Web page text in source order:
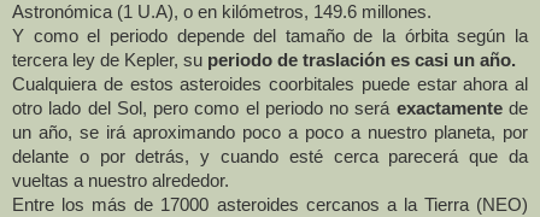
Astronómica (1 U.A), o en kilómetros, 149.6 millones.
Y como el periodo depende del tamaño de la órbita según la
tercera ley de Kepler, su periodo de traslación es casi un año.
Cualquiera de estos asteroides coorbitales puede estar ahora al
otro lado del Sol, pero como el periodo no será exactamentede
un año, se irá aproximando poco a poco a nuestro planeta, por
delante o por detrás, y cuando esté cerca parecerá que da
vueltas a nuestro alrededor.
Entre los más de 17000 asteroides cercanos a la Tierra(NEO)